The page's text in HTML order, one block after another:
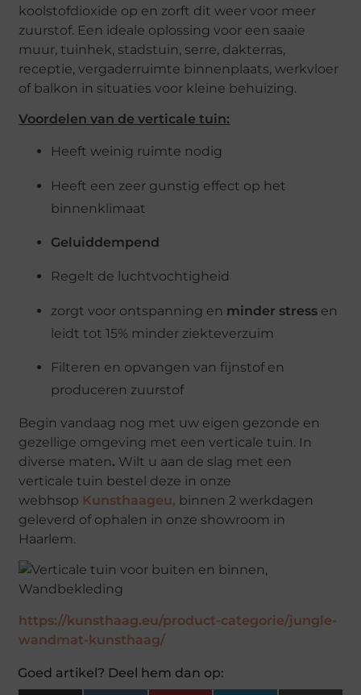
koolstofdioxide op en zorft dit weer voor meer
zuurstof. Een ideale oplossing voor een saaie
muur, tuinhek, stadstuin, serre, dakterras,
receptie, vergaderruimte binnenplaats, werkvloer
of balkon in situaties voor kleine behuizing.
Voordelen van de verticale tuin:
Heeft weinig ruimte nodig
Heeft een zeer gunstig effect op het
binnenklimaat
Geluiddempend
Regelt de luchtvochtigheid
zorgt voor ontspanning en minder stress en
leidt tot 15% minder ziekteverzuim
Filteren en opvangen van fijnstof en
produceren zuurstof
Begin vandaag nog met uw eigen gezonde en
gezellige omgeving met een verticale tuin. In
diverse maten. Wilt u aan de slag met een
verticale tuin bestel deze in onze
webhsop Kunsthaageu, binnen 2 werkdagen
geleverd of ophalen in onze showroom in
Haarlem.
https://kunsthaag.eu/product-categorie/jungle-
wandmat-kunsthaag/
Goed artikel? Deel hem dan op: